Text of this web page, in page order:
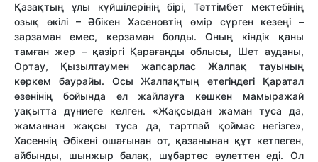
Қазақтың ұлы күйшілерінің бірі, Тәттімбет мектебінің
озық өкілі – Әбікен Хасеновтің өмір сүрген кезеңі –
зарзаман емес, керзаман болды. Оның кіндік қаны
тамған жер – қазіргі Қарағанды облысы, Шет ауданы,
Ортау, Қызылтаумен жапсарлас Жалпақ тауының
көркем баурайы. Осы Жалпақтың етегіндегі Қаратал
өзенінің бойында ел жайлауға көшкен мамыражай
уақытта дүниеге келген. «Жақсыдан жаман туса да,
жаманнан жақсы туса да, тартпай қоймас негізге»,
Хасеннің Әбікені ошағынан от, қазанынан құт кетпеген,
айбынды, шынжыр балақ, шұбартөс әулеттен еді. Ол